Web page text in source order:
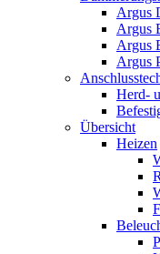
Argus
Argus
Argus
Argus
Herd-
Übersicht
Heizen